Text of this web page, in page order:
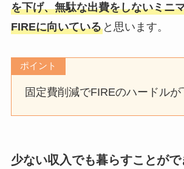
を下げ、無駄な出費をしないミニ
FIREに向いていると思います。
ポイント
固定費削減でFIREのハードルが
少ない収入でも暮らすことがで